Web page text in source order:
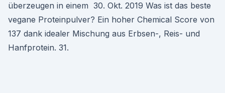
überzeugen in einem 30. Okt. 2019 Was ist das beste
vegane Proteinpulver? Ein hoher Chemical Score von
137 dank idealer Mischung aus Erbsen-, Reis- und
Hanfprotein. 31.